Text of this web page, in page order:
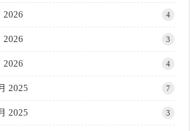
2026 4
2026 3
2026 4
2025 7
2025 3